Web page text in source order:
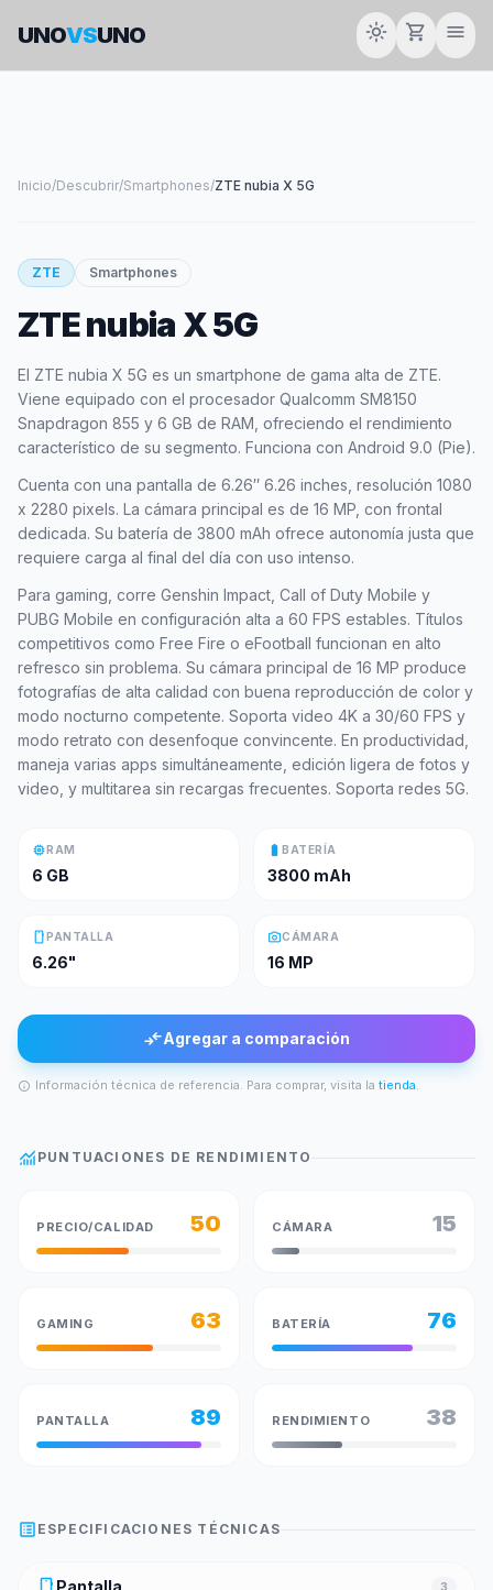
UNOVSUNO light_mode shopping_cart menu
Inicio/Descubrir/Smartphones/ZTE nubia X 5G
smartphone
ZTE
ZTE Smartphones
ZTE nubia X 5G
El ZTE nubia X 5G es un smartphone de gama alta de ZTE.
Viene equipado con el procesador Qualcomm SM8150
Snapdragon 855 y 6 GB de RAM, ofreciendo el rendimiento
característico de su segmento. Funciona con Android 9.0 (Pie).
Cuenta con una pantalla de 6.26″ 6.26 inches, resolución 1080
x 2280 pixels. La cámara principal es de 16 MP, con frontal
dedicada. Su batería de 3800 mAh ofrece autonomía justa que
requiere carga al final del día con uso intenso.
Para gaming, corre Genshin Impact, Call of Duty Mobile y
PUBG Mobile en configuración alta a 60 FPS estables. Títulos
competitivos como Free Fire o eFootball funcionan en alto
refresco sin problema. Su cámara principal de 16 MP produce
fotografías de alta calidad con buena reproducción de color y
modo nocturno competente. Soporta video 4K a 30/60 FPS y
modo retrato con desenfoque convincente. En productividad,
maneja varias apps simultáneamente, edición ligera de fotos y
video, y multitarea sin recargas frecuentes. Soporta redes 5G.
memoryRAM
6 GB
battery_full BATERÍA
3800 mAh
smartphonePANTALLA
6.26"
photo_cameraCÁMARA
16 MP
compare_arrowsAgregar a comparación
info Información técnica de referencia. Para comprar, visita la tienda.
monitoring PUNTUACIONES DE RENDIMIENTO
PRECIO/CALIDAD 50 CÁMARA 15
GAMING 63 BATERÍA 76
PANTALLA 89 RENDIMIENTO 38
list_alt ESPECIFICACIONES TÉCNICAS
Pantalla 3